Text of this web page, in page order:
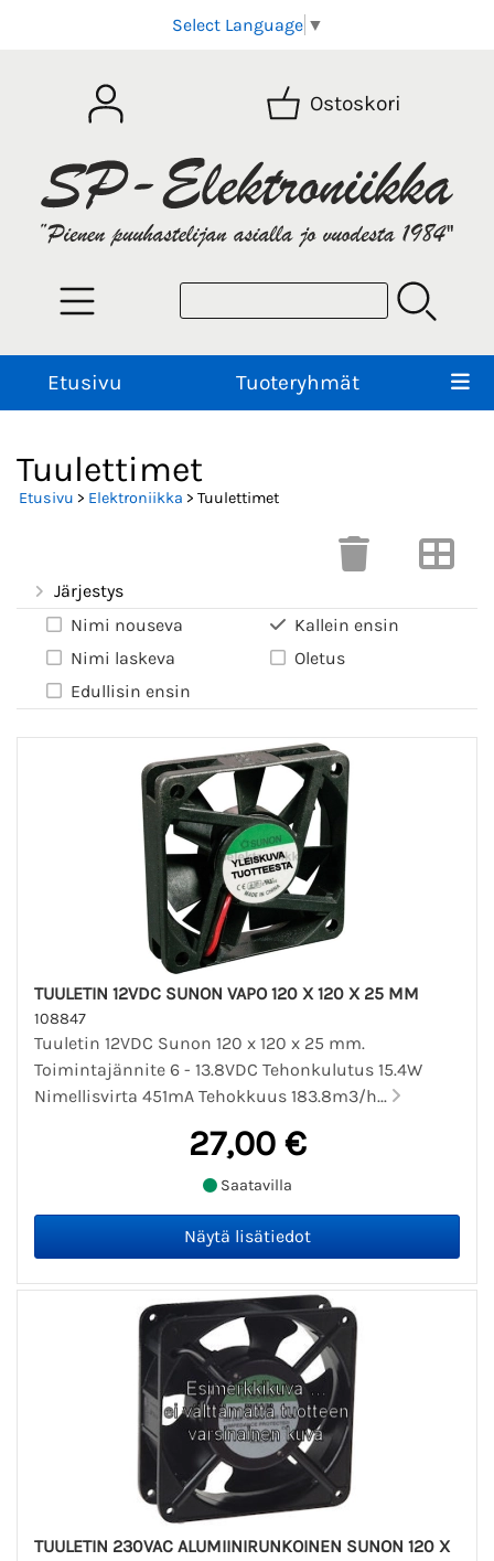
Select Language ▼
Ostoskori
Etusivu Tuoteryhmät
Tuulettimet
Etusivu > Elektroniikka > Tuulettimet
Järjestys
Nimi nouseva
Nimi laskeva
Edullisin ensin
Kallein ensin
Oletus
TUULETIN 12VDC SUNON VAPO 120 X 120 X 25 MM
108847
Tuuletin 12VDC Sunon 120 x 120 x 25 mm.
Toimintajännite 6 - 13.8VDC Tehonkulutus 15.4W
Nimellisvirta 451mA Tehokkuus 183.8m3/h...
27,00 €
Saatavilla
TUULETIN 230VAC ALUMIINIRUNKOINEN SUNON 120 X